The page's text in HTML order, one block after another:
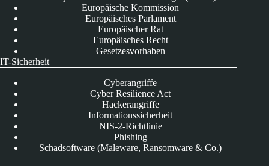
Europäische Kommission
Europäisches Parlament
Europäischer Rat
Europäisches Recht
Gesetzesvorhaben
IT-Sicherheit
Cyberangriffe
Cyber Resilience Act
Hackerangriffe
Informationssicherheit
NIS-2-Richtlinie
Phishing
Schadsoftware (Maleware, Ransomware & Co.)